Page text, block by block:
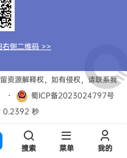
右侧二维码 >>
资源解释权，如有侵权，请联系我
・
蜀ICP备2023024797号
0.2392 秒
搜索 菜单 我的